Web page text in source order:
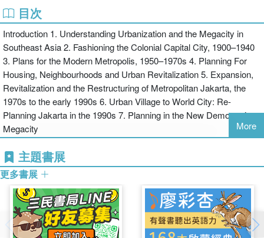
reveals how colonialism, the struggle for independence and for
improving the national condition, together with aspirations for
economic modernization, contributed to the distinctive character of
Southeast Asia’s largest metropolitan area.
目次
Introduction 1. Understanding Urbanization and the Megacity in
Southeast Asia 2. Fashioning the Colonial Capital City, 1900–1940
3. Plans for the Modern Metropolis, 1950–1970s 4. Planning For
Housing, Neighbourhoods and Urban Revitalization 5. Expansion,
Revitalization and the Restructuring of Metropolitan Jakarta, the
1970s to the early 1990s 6. Urban Village to World City: Re-
Planning Jakarta in the 1990s 7. Planning in the New Democratic
Megacity
More
主題書展
更多書展